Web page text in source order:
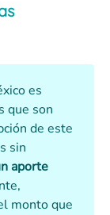
es
que son
de este
sin
aporte
monto que